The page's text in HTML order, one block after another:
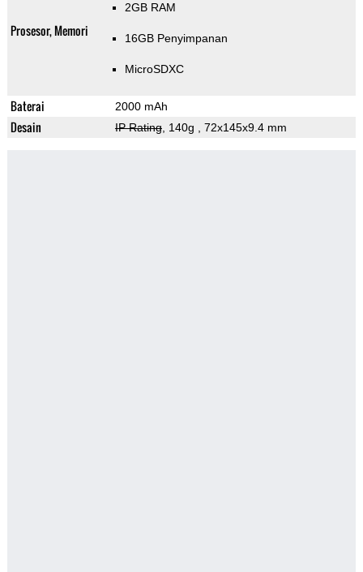
Prosesor, Memori
2GB RAM
16GB Penyimpanan
MicroSDXC
Baterai 2000 mAh
Desain IP Rating, 140g , 72x145x9.4 mm